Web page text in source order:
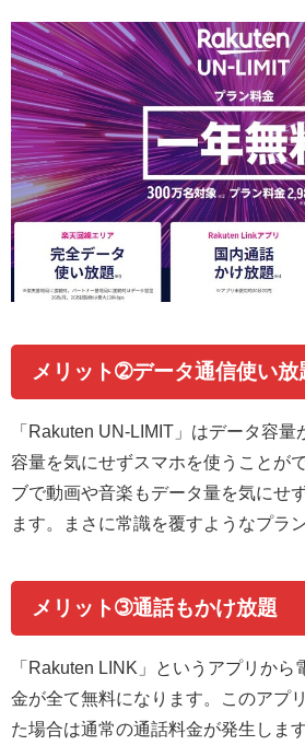
メリット➁データ通信使い放
「Rakuten UN-LIMIT」はデータ容
容量を気にせずスマホを使うことが
ブで動画や音楽もデータ量を気にせ
ます。まさに常識を覆すようなプラ
メリット➂通話もかけ放題
「Rakuten LINK」というアプリか
金が全て無料になります。このアプ
た場合は通常の通話料金が発生します